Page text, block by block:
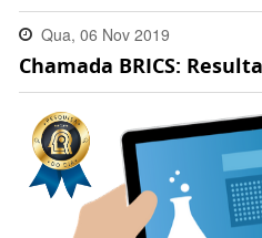
Qua, 06 Nov 2019
16:21:00 -0300
Chamada BRICS: